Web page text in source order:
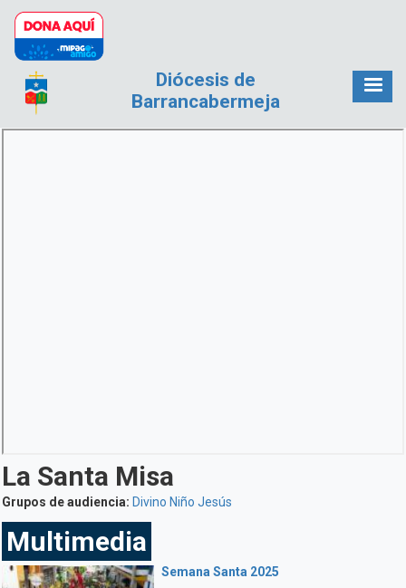
Pasar al contenido principal
Diócesis de
Barrancabermeja
La Santa Misa
Grupos de audiencia: Divino Niño Jesús
Multimedia
Semana Santa 2025